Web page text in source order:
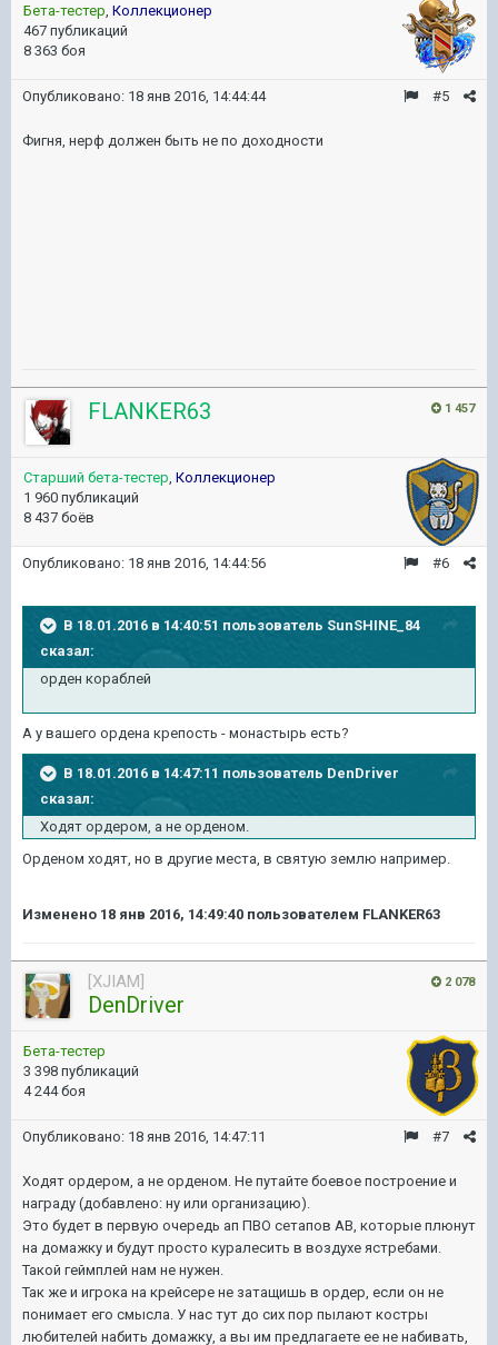
Бета-тестер Коллекционер
467 публикаций
8 363 боя
#5
Опубликовано: 18 янв 2016, 14:44:44
Фигня, нерф должен быть не по доходности
1 457
FLANKER63
Старший бета-тестер Коллекционер
1 960 публикаций
8 437 боёв
#6
Опубликовано: 18 янв 2016, 14:44:56
В 18.01.2016 в 14:40:51 пользователь SunSHINE_84
сказал:
орден кораблей
А у вашего ордена крепость - монастырь есть?
В 18.01.2016 в 14:47:11 пользователь DenDriver
сказал:
Ходят ордером, а не орденом.
Орденом ходят, но в другие места, в святую землю например.
Изменено 18 янв 2016, 14:49:40 пользователем FLANKER63
2 078
[XJIAM]
DenDriver
Бета-тестер
3 398 публикаций
4 244 боя
#7
Опубликовано: 18 янв 2016, 14:47:11
Ходят ордером, а не орденом. Не путайте боевое построение и
награду (добавлено: ну или организацию).
Это будет в первую очередь ап ПВО сетапов АВ, которые плюнут
на домажку и будут просто куралесить в воздухе ястребами.
Такой геймплей нам не нужен.
Так же и игрока на крейсере не затащишь в ордер, если он не
понимает его смысла. У нас тут до сих пор пылают костры
любителей набить домажку, а вы им предлагаете ее не набивать,